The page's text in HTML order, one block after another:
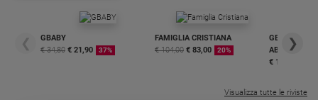
Papa
❮
GBABY
€ 34,80 € 21,90 37%
FAMIGLIA CRISTIANA
€ 104,00 € 83,00 20%
GBABY
€ 16,99
❯
Visualizza tutte le riviste